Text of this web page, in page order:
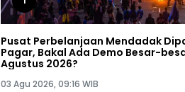
Pusat Perbelanjaan Mendadak
Pagar, Bakal Ada Demo Besar-
Agustus 2026?
03 Agu 2026, 09:16 WIB